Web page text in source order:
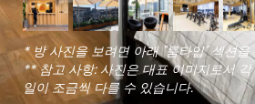
* 방 사진을 보려면 아래 "룸타입" 섹션을
** 참고 사항: 사진은 대표 이미지로서
일이 조금씩 다를 수 있습니다.